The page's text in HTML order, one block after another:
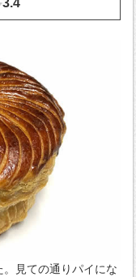
3.4
見ての通りパイにな